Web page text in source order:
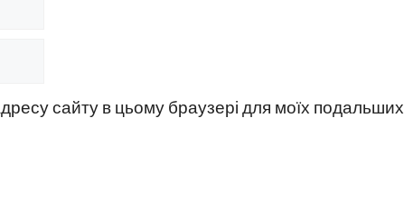
сайту в цьому браузері для моїх подальших